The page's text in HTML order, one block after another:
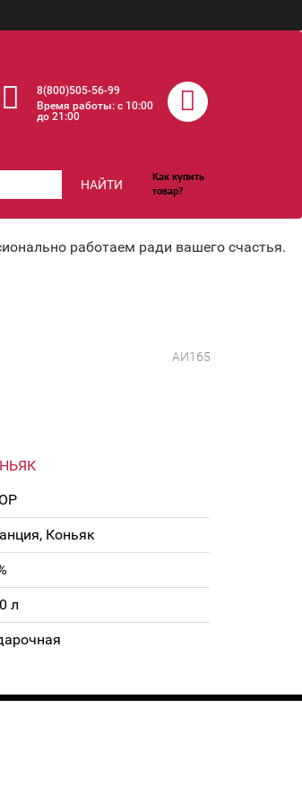
8(800)505-56-99
Время работы: c 10:00
до 21:00
НАЙТИ
Как купить
товар?
работаем ради вашего счастья.
АИ165
Коньяк
л
Тессерон, который